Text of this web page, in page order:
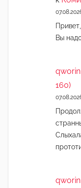
Вы
qworin
160)
qworin